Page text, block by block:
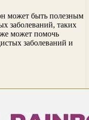
может быть полезным
заболеваний, таких
может помочь
заболеваний и